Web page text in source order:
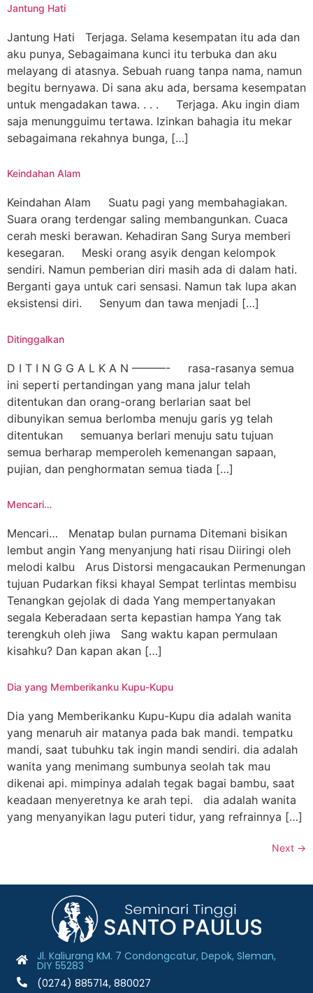
Jantung Hati
Jantung Hati Terjaga. Selama kesempatan itu ada dan
aku punya, Sebagaimana kunci itu terbuka dan aku
melayang di atasnya. Sebuah ruang tanpa nama, namun
begitu bernyawa. Di sana aku ada, bersama kesempatan
untuk mengadakan tawa. . . . Terjaga. Aku ingin diam
saja menungguimu tertawa. Izinkan bahagia itu mekar
sebagaimana rekahnya bunga, […]
Keindahan Alam
Keindahan Alam Suatu pagi yang membahagiakan.
Suara orang terdengar saling membangunkan. Cuaca
cerah meski berawan. Kehadiran Sang Surya memberi
kesegaran. Meski orang asyik dengan kelompok
sendiri. Namun pemberian diri masih ada di dalam hati.
Berganti gaya untuk cari sensasi. Namun tak lupa akan
eksistensi diri. Senyum dan tawa menjadi […]
Ditinggalkan
D I T I N G G A L K A N ———- rasa-rasanya semua
ini seperti pertandingan yang mana jalur telah
ditentukan dan orang-orang berlarian saat bel
dibunyikan semua berlomba menuju garis yg telah
ditentukan semuanya berlari menuju satu tujuan
semua berharap memperoleh kemenangan sapaan,
pujian, dan penghormatan semua tiada […]
Mencari…
Mencari… Menatap bulan purnama Ditemani bisikan
lembut angin Yang menyanjung hati risau Diiringi oleh
melodi kalbu Arus Distorsi mengacaukan Permenungan
tujuan Pudarkan fiksi khayal Sempat terlintas membisu
Tenangkan gejolak di dada Yang mempertanyakan
segala Keberadaan serta kepastian hampa Yang tak
terengkuh oleh jiwa Sang waktu kapan permulaan
kisahku? Dan kapan akan […]
Dia yang Memberikanku Kupu-Kupu
Dia yang Memberikanku Kupu-Kupu dia adalah wanita
yang menaruh air matanya pada bak mandi. tempatku
mandi, saat tubuhku tak ingin mandi sendiri. dia adalah
wanita yang menimang sumbunya seolah tak mau
dikenai api. mimpinya adalah tegak bagai bambu, saat
keadaan menyeretnya ke arah tepi. dia adalah wanita
yang menyanyikan lagu puteri tidur, yang refrainnya […]
Next →
Jl. Kaliurang KM. 7 Condongcatur, Depok, Sleman,
DIY 55283
(0274) 885714, 880027